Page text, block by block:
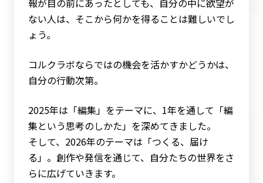
ない人は、そこから何かを得ることは難しいでし
ょう。
コルクラボならではの機会を活かすかどうかは、
自分の行動次第。
2025年は「編集」をテーマに、1年を通して「編
集という思考のしかた」を深めてきました。
そして、2026年のテーマは「つくる、届け
る」。創作や発信を通じて、自分たちの世界をさ
らに広げていきます。